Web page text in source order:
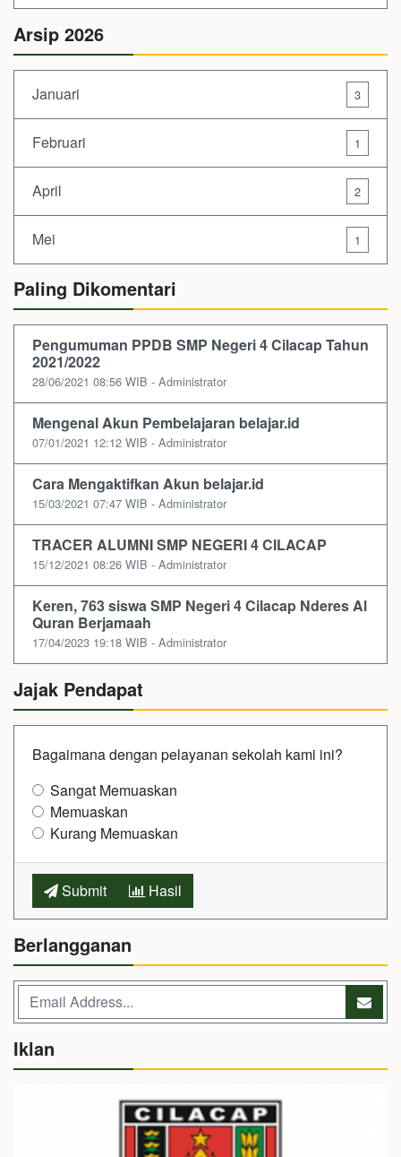
Arsip 2026
Januari 3
Februari 1
April 2
Mei 1
Paling Dikomentari
Pengumuman PPDB SMP Negeri 4 Cilacap Tahun
2021/2022
28/06/2021 08:56 WIB - Administrator
Mengenal Akun Pembelajaran belajar.id
07/01/2021 12:12 WIB - Administrator
Cara Mengaktifkan Akun belajar.id
15/03/2021 07:47 WIB - Administrator
TRACER ALUMNI SMP NEGERI 4 CILACAP
15/12/2021 08:26 WIB - Administrator
Keren, 763 siswa SMP Negeri 4 Cilacap Nderes Al
Quran Berjamaah
17/04/2023 19:18 WIB - Administrator
Jajak Pendapat
Bagaimana dengan pelayanan sekolah kami ini?
Sangat Memuaskan
Memuaskan
Kurang Memuaskan
Submit Hasil
Berlangganan
Iklan